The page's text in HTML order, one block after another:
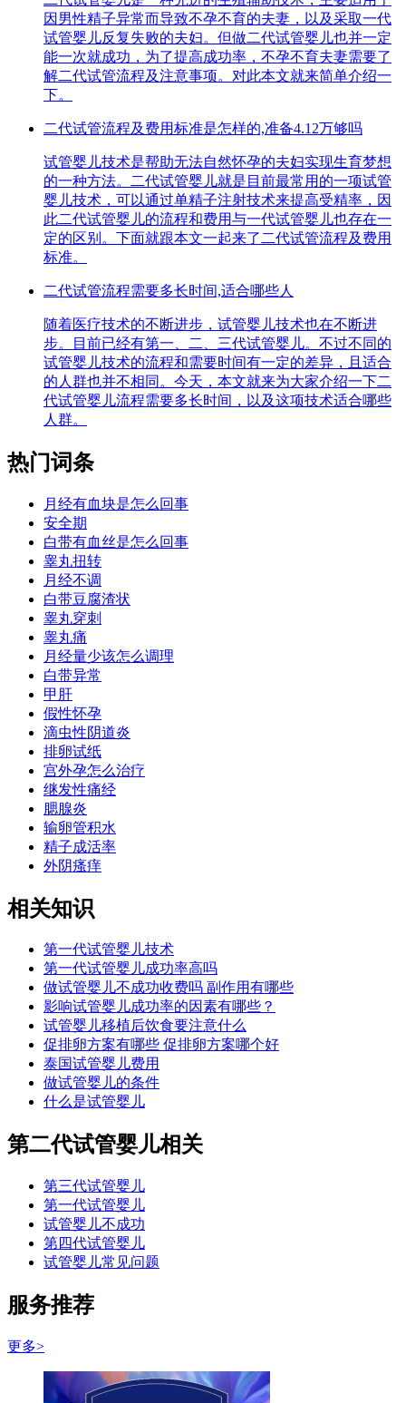
因男性精子异常而导致不孕不育的夫妻，以及采取一代
试管婴儿反复失败的夫妇。但做二代试管婴儿也并一定
能一次就成功，为了提高成功率，不孕不育夫妻需要了
解二代试管流程及注意事项。对此本文就来简单介绍一
下。
二代试管流程及费用标准是怎样的,准备4.12万够吗
试管婴儿技术是帮助无法自然怀孕的夫妇实现生育梦想
的一种方法。二代试管婴儿就是目前最常用的一项试管
婴儿技术，可以通过单精子注射技术来提高受精率，因
此二代试管婴儿的流程和费用与一代试管婴儿也存在一
定的区别。下面就跟本文一起来了二代试管流程及费用
标准。
二代试管流程需要多长时间,适合哪些人
随着医疗技术的不断进步，试管婴儿技术也在不断进
步。目前已经有第一、二、三代试管婴儿。不过不同的
试管婴儿技术的流程和需要时间有一定的差异，且适合
的人群也并不相同。今天，本文就来为大家介绍一下二
代试管婴儿流程需要多长时间，以及这项技术适合哪些
人群。
热门词条
月经有血块是怎么回事
安全期
白带有血丝是怎么回事
睾丸扭转
月经不调
白带豆腐渣状
睾丸穿刺
睾丸痛
月经量少该怎么调理
白带异常
甲肝
假性怀孕
滴虫性阴道炎
排卵试纸
宫外孕怎么治疗
继发性痛经
腮腺炎
输卵管积水
精子成活率
外阴瘙痒
相关知识
第一代试管婴儿技术
第一代试管婴儿成功率高吗
做试管婴儿不成功收费吗 副作用有哪些
影响试管婴儿成功率的因素有哪些？
试管婴儿移植后饮食要注意什么
促排卵方案有哪些 促排卵方案哪个好
泰国试管婴儿费用
做试管婴儿的条件
什么是试管婴儿
第二代试管婴儿相关
第三代试管婴儿
第一代试管婴儿
试管婴儿不成功
第四代试管婴儿
试管婴儿常见问题
服务推荐
更多>